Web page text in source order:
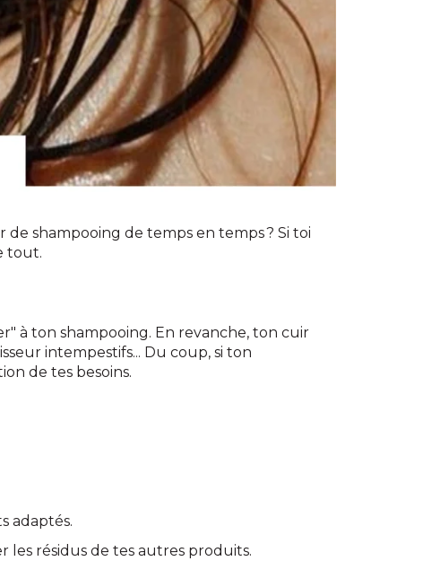
shampooing de temps en temps ? Si toi
tout.
à ton shampooing. En revanche, ton cuir
intempestifs... Du coup, si ton
de tes besoins.
adaptés.
les résidus de tes autres produits.